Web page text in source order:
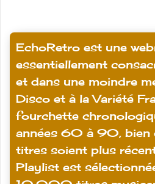
EchoRetro est une
essentiellement
et dans une moindre
Disco et à la Variété
fourchette
années 60 à 90, bien
titres soient plus
Playlist est